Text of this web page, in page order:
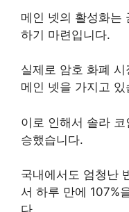
메인 넷의 활성화는
하기 마련입니다.
실제로 암호 화폐
메인 넷을 가지고 있
이로 인해서 솔라
승했습니다.
국내에서도 엄청난
서 하루 만에 107%